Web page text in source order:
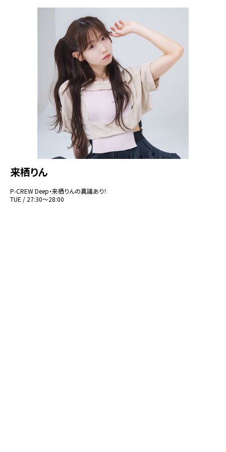
来栖りん
P-CREW Deep・来栖りんの異議あり！
TUE / 27:30～28:00